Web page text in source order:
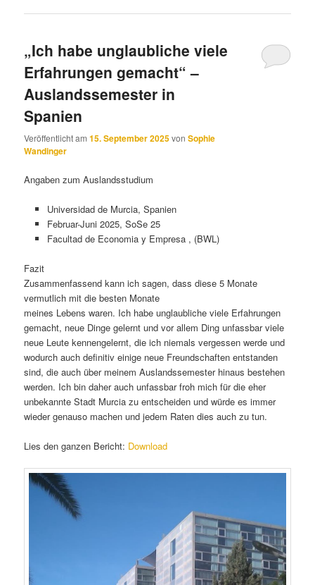
„Ich habe unglaubliche viele
Erfahrungen gemacht“ –
Auslandssemester in
Spanien
Veröffentlicht am15. September 2025vonSophie
Wandinger
Angaben zum Auslandsstudium
Universidad de Murcia, Spanien
Februar-Juni 2025, SoSe 25
Facultad de Economia y Empresa , (BWL)
Fazit
Zusammenfassend kann ich sagen, dass diese 5 Monate
vermutlich mit die besten Monate
meines Lebens waren. Ich habe unglaubliche viele Erfahrungen
gemacht, neue Dinge gelernt und vor allem Ding unfassbar viele
neue Leute kennengelernt, die ich niemals vergessen werde und
wodurch auch definitiv einige neue Freundschaften entstanden
sind, die auch über meinem Auslandssemester hinaus bestehen
werden. Ich bin daher auch unfassbar froh mich für die eher
unbekannte Stadt Murcia zu entscheiden und würde es immer
wieder genauso machen und jedem Raten dies auch zu tun.
Lies den ganzen Bericht: Download